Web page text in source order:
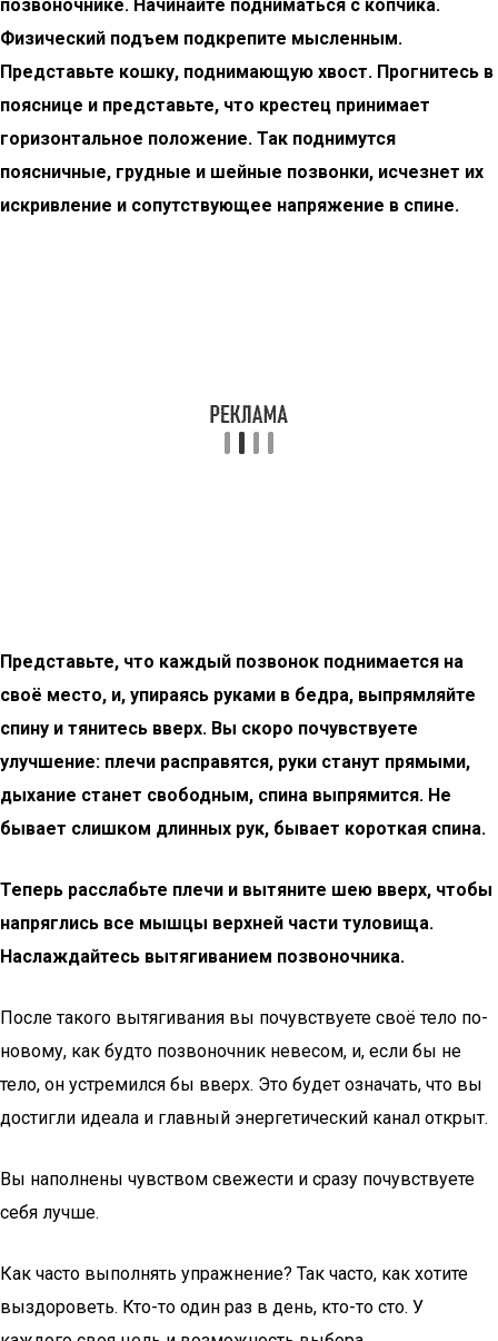
позвоночнике. Начинайте подниматься с копчика.
Физический подъем подкрепите мысленным.
Представьте кошку, поднимающую хвост. Прогнитесь в
пояснице и представьте, что крестец принимает
горизонтальное положение. Так поднимутся
поясничные, грудные и шейные позвонки, исчезнет их
искривление и сопутствующее напряжение в спине.
Представьте, что каждый позвонок поднимается на
своё место, и, упираясь руками в бедра, выпрямляйте
спину и тянитесь вверх. Вы скоро почувствуете
улучшение: плечи расправятся, руки станут прямыми,
дыхание станет свободным, спина выпрямится. Не
бывает слишком длинных рук, бывает короткая спина.
Теперь расслабьте плечи и вытяните шею вверх, чтобы
напряглись все мышцы верхней части туловища.
Наслаждайтесь вытягиванием позвоночника.
После такого вытягивания вы почувствуете своё тело по-
новому, как будто позвоночник невесом, и, если бы не
тело, он устремился бы вверх. Это будет означать, что вы
достигли идеала и главный энергетический канал открыт.
Вы наполнены чувством свежести и сразу почувствуете
себя лучше.
Как часто выполнять упражнение? Так часто, как хотите
выздороветь. Кто-то один раз в день, кто-то сто. У